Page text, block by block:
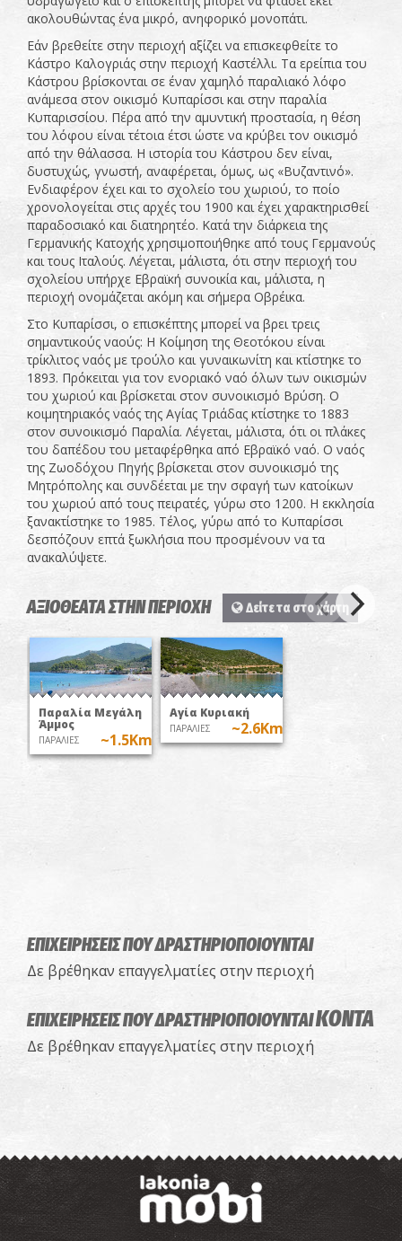
ακολουθώντας ένα μικρό, ανηφορικό μονοπάτι.
Εάν βρεθείτε στην περιοχή αξίζει να επισκεφθείτε το
Κάστρο Καλογριάς στην περιοχή Καστέλλι. Τα ερείπια του
Κάστρου βρίσκονται σε έναν χαμηλό παραλιακό λόφο
ανάμεσα στον οικισμό Κυπαρίσσι και στην παραλία
Κυπαρισσίου. Πέρα από την αμυντική προστασία, η θέση
του λόφου είναι τέτοια έτσι ώστε να κρύβει τον οικισμό
από την θάλασσα. Η ιστορία του Κάστρου δεν είναι,
δυστυχώς, γνωστή, αναφέρεται, όμως, ως «Βυζαντινό».
Ενδιαφέρον έχει και το σχολείο του χωριού, το ποίο
χρονολογείται στις αρχές του 1900 και έχει χαρακτηρισθεί
παραδοσιακό και διατηρητέο. Κατά την διάρκεια της
Γερμανικής Κατοχής χρησιμοποιήθηκε από τους Γερμανούς
και τους Ιταλούς. Λέγεται, μάλιστα, ότι στην περιοχή του
σχολείου υπήρχε Εβραϊκή συνοικία και, μάλιστα, η
περιοχή ονομάζεται ακόμη και σήμερα Οβρέικα.
Στο Κυπαρίσσι, ο επισκέπτης μπορεί να βρει τρεις
σημαντικούς ναούς: Η Κοίμηση της Θεοτόκου είναι
τρίκλιτος ναός με τρούλο και γυναικωνίτη και κτίστηκε το
1893. Πρόκειται για τον ενοριακό ναό όλων των οικισμών
του χωριού και βρίσκεται στον συνοικισμό Βρύση. Ο
κοιμητηριακός ναός της Αγίας Τριάδας κτίστηκε το 1883
στον συνοικισμό Παραλία. Λέγεται, μάλιστα, ότι οι πλάκες
του δαπέδου του μεταφέρθηκα από Εβραϊκό ναό. Ο ναός
της Ζωοδόχου Πηγής βρίσκεται στον συνοικισμό της
Μητρόπολης και συνδέεται με την σφαγή των κατοίκων
του χωριού από τους πειρατές, γύρω στο 1200. Η εκκλησία
ξανακτίστηκε το 1985. Τέλος, γύρω από το Κυπαρίσσι
δεσπόζουν επτά ξωκλήσια που προσμένουν να τα
ανακαλύψετε.
ΑΞΙΟΘΕΑΤΑ ΣΤΗΝ ΠΕΡΙΟΧΗ Δείτε τα στο χάρτη
Παραλία Μεγάλη
Άμμος
ΠΑΡΑΛΙΕΣ ~1.5Km
Αγία Κυριακή
ΠΑΡΑΛΙΕΣ ~2.6Km
ΕΠΙΧΕΙΡΗΣΕΙΣ ΠΟΥ ΔΡΑΣΤΗΡΙΟΠΟΙΟΥΝΤΑΙ
Δε βρέθηκαν επαγγελματίες στην περιοχή
ΕΠΙΧΕΙΡΗΣΕΙΣ ΠΟΥ ΔΡΑΣΤΗΡΙΟΠΟΙΟΥΝΤΑΙΚΟΝΤΑ
Δε βρέθηκαν επαγγελματίες στην περιοχή